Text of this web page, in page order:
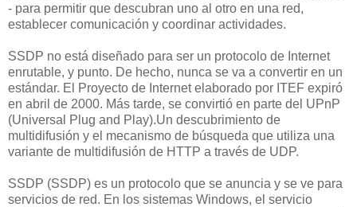
- para permitir que descubran uno al otro en una red,
establecer comunicación y coordinar actividades.
SSDP no está diseñado para ser un protocolo de Internet
enrutable, y punto. De hecho, nunca se va a convertir en un
estándar. El Proyecto de Internet elaborado por ITEF expiró
en abril de 2000. Más tarde, se convirtió en parte del UPnP
(Universal Plug and Play).Un descubrimiento de
multidifusión y el mecanismo de búsqueda que utiliza una
variante de multidifusión de HTTP a través de UDP.
SSDP (SSDP) es un protocolo que se anuncia y se ve para
servicios de red. En los sistemas Windows, el servicio